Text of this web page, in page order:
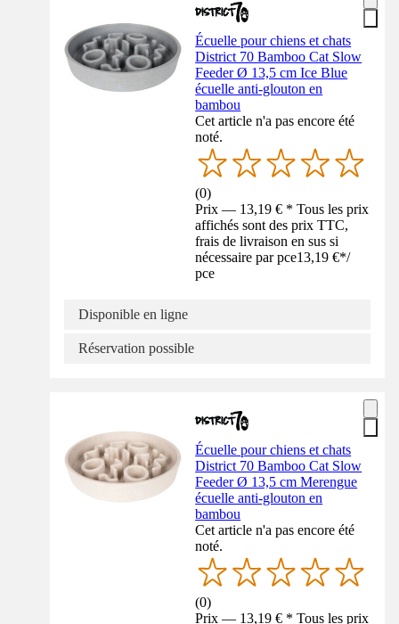
Écuelle pour chiens et chats
District 70 Bamboo Cat Slow
Feeder Ø 13,5 cm Ice Blue
écuelle anti-glouton en
bambou
Cet article n'a pas encore été
noté.
(0)
Prix — 13,19 € * Tous les prix
affichés sont des prix TTC,
frais de livraison en sus si
nécessaire par pce13,19 €*/
pce
Disponible en ligne
Réservation possible
Écuelle pour chiens et chats
District 70 Bamboo Cat Slow
Feeder Ø 13,5 cm Merengue
écuelle anti-glouton en
bambou
Cet article n'a pas encore été
noté.
(0)
Prix — 13,19 € * Tous les prix